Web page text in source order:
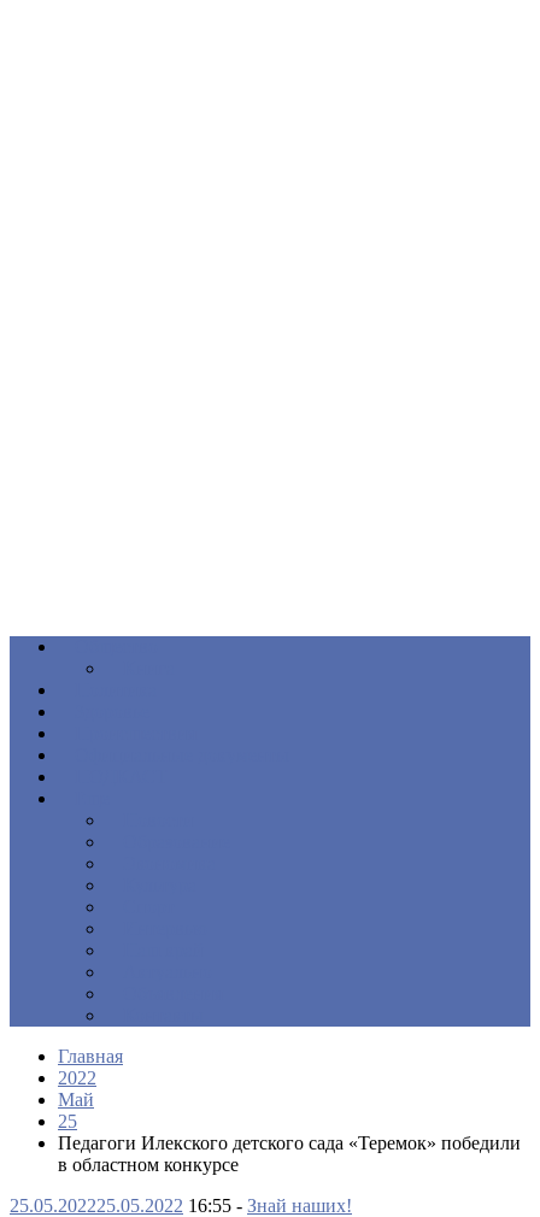
Главная
2022
Май
25
Педагоги Илекского детского сада «Теремок» победили
в областном конкурсе
25.05.202225.05.2022 16:55 - Знай наших!